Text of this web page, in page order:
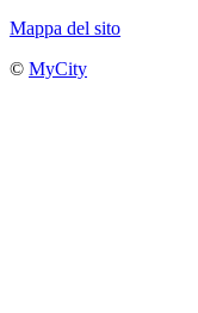
Mappa del sito
© MyCity